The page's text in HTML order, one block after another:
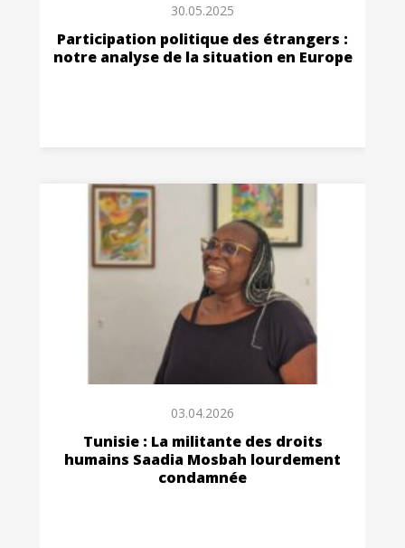
30.05.2025
Participation politique des étrangers :
notre analyse de la situation en Europe
03.04.2026
Tunisie : La militante des droits
humains Saadia Mosbah lourdement
condamnée